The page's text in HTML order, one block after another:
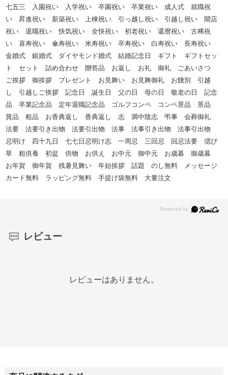
七五三 入園祝い 入学祝い 卒園祝い 卒業祝い 成人式 就職祝
い 昇進祝い 新築祝い 上棟祝い 引っ越し祝い 引越し祝い 開店
祝い 退職祝い 快気祝い 全快祝い 初老祝い 還暦祝い 古稀祝
い 喜寿祝い 傘寿祝い 米寿祝い 卒寿祝い 白寿祝い 長寿祝い
金婚式 銀婚式 ダイヤモンド婚式 結婚記念日 ギフト ギフトセッ
ト セット 詰め合わせ 贈答品 お返し お礼 御礼 ごあいさつ
ご挨拶 御挨拶 プレゼント お見舞い お見舞御礼 お餞別 引越
し 引越しご挨拶 記念日 誕生日 父の日 母の日 敬老の日 記念
品 卒業記念品 定年退職記念品 ゴルフコンペ コンペ景品 景品
賞品 粗品 お香典返し 香典返し 志 満中陰志 弔事 会葬御礼
法要 法要引き出物 法要引出物 法事 法事引き出物 法事引出物
忌明け 四十九日 七七日忌明け志 一周忌 三回忌 回忌法要 偲び
草 粗供養 初盆 供物 お供え お中元 御中元 お歳暮 御歳暮
お年賀 御年賀 残暑見舞い 年始挨拶 話題 のし無料 メッセージ
カード無料 ラッピング無料 手提げ袋無料 大量注文
レビュー
レビューはありません。